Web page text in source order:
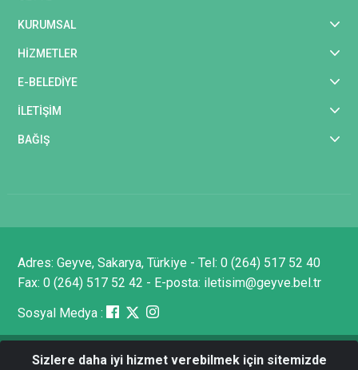
KURUMSAL
HİZMETLER
E-BELEDİYE
İLETİŞİM
BAĞIŞ
Adres: Geyve, Sakarya, Türkiye - Tel: 0 (264) 517 52 40
Fax: 0 (264) 517 52 42 - E-posta: iletisim@geyve.bel.tr
Sosyal Medya :
Sizlere daha iyi hizmet verebilmek için sitemizde